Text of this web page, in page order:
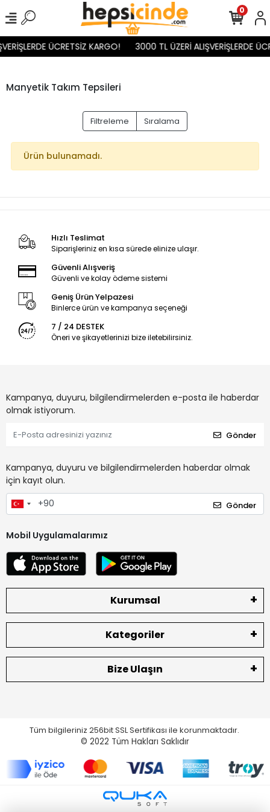
ÜCRETSİZ KARGO! 3000 TL ÜZERİ ALIŞVERİŞLERDE
0
Manyetik Takım Tepsileri
Filtreleme Sıralama
Ürün bulunamadı.
Hızlı Teslimat
Siparişleriniz en kısa sürede elinize ulaşır.
Güvenli Alışveriş
Güvenli ve kolay ödeme sistemi
Geniş Ürün Yelpazesi
Binlerce ürün ve kampanya seçeneği
7 / 24 DESTEK
Öneri ve şikayetlerinizi bize iletebilirsiniz.
Kampanya, duyuru, bilgilendirmelerden e-posta ile haberdar
olmak istiyorum.
Gönder
Kampanya, duyuru ve bilgilendirmelerden haberdar olmak
için kayıt olun.
Gönder
Mobil Uygulamalarımız
Kurumsal
Kategoriler
Bize Ulaşın
Tüm bilgileriniz 256bit SSL Sertifikası ile korunmaktadır.
© 2022 Tüm Hakları Saklıdır